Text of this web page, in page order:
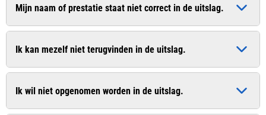
Bij sommige evenementen worden uitslagen van recreanten
Mijn naam of prestatie staat niet correct in de uitslag.
Geef dit door aan de organisatie. De contactgegevens vindt u
vaak op de website van de organisatie.
Ik kan mezelf niet terugvinden in de uitslag.
Geef dit door aan de organisatie. De contactgegevens vindt u
vaak op de website van de organisatie.
Ik wil niet opgenomen worden in de uitslag.